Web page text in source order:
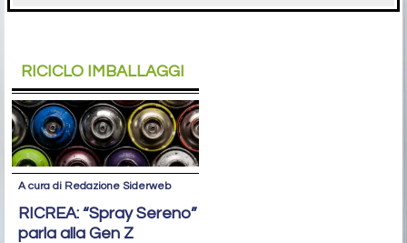
RICICLO IMBALLAGGI
A cura di Redazione Siderweb
RICREA: “Spray Sereno”
parla alla Gen Z